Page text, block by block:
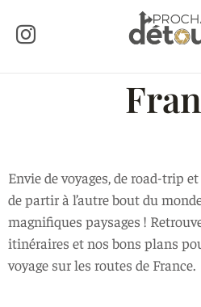
Envie de voyages, de road-trip
de partir à l’autre bout du
magnifiques paysages !
itinéraires et nos bons plans
voyage sur les routes de France.